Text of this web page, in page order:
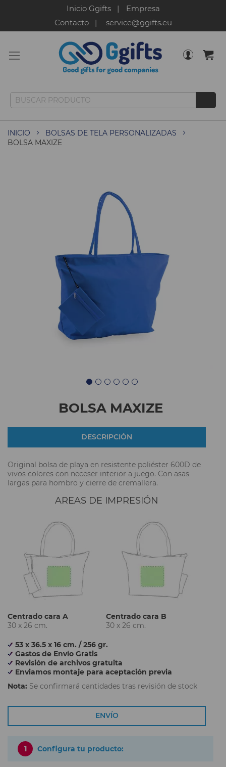
Inicio Ggifts
Empresa
Contacto
service@ggifts.eu
INICIO
BOLSAS DE TELA PERSONALIZADAS
BOLSA MAXIZE
BOLSA MAXIZE
DESCRIPCIÓN
Original bolsa de playa en resistente poliéster 600D de
vivos colores con neceser interior a juego. Con asas
largas para hombro y cierre de cremallera.
AREAS DE IMPRESIÓN
Centrado cara A
30 x 26 cm.
Centrado cara B
30 x 26 cm.
53 x 36.5 x 16 cm. / 256 gr.
Gastos de Envío Gratis
Revisión de archivos gratuita
Enviamos montaje para aceptación previa
Nota: Se confirmará cantidades tras revisión de stock
ENVÍO
1 Configura tu producto: